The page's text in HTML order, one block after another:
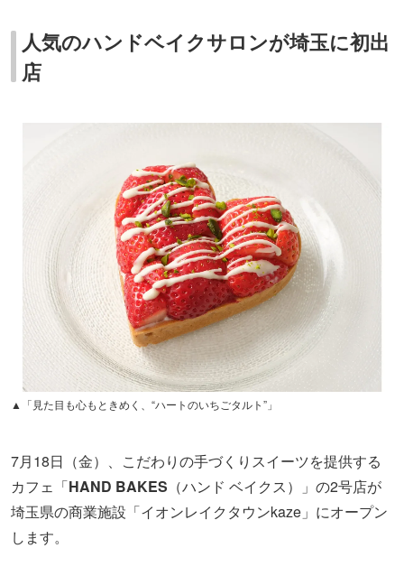
人気のハンドベイクサロンが埼玉に初出
店
▲「見た目も心もときめく、“ハートのいちごタルト”」
7月18日（金）、こだわりの手づくりスイーツを提供する
カフェ「HAND BAKES （ハンド ベイクス）」の2号店が
埼玉県の商業施設「イオンレイクタウンkaze」にオープン
します。